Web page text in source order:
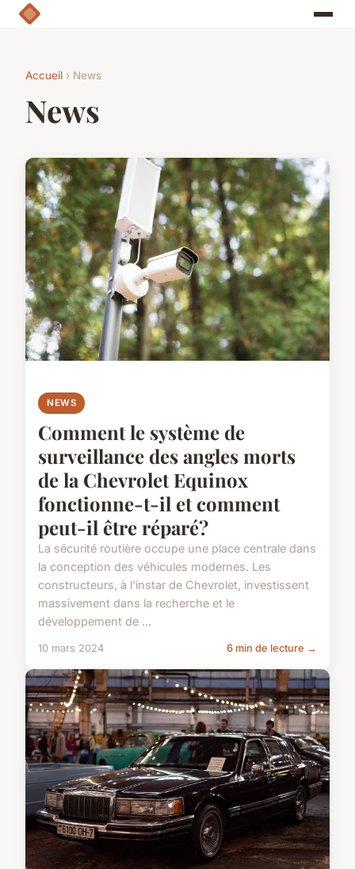
Accueil › News
News
NEWS
Comment le système de
surveillance des angles morts
de la Chevrolet Equinox
fonctionne-t-il et comment
peut-il être réparé?
La sécurité routière occupe une place centrale dans
la conception des véhicules modernes. Les
constructeurs, à l'instar de Chevrolet, investissent
massivement dans la recherche et le
développement de ...
10 mars 2024 6 min de lecture →